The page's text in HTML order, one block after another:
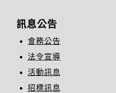
訊息公告
會務公告
法令宣導
活動訊息
招標訊息